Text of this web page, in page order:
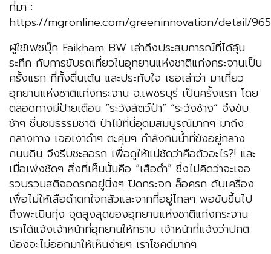
ที่มา :
https://mgronline.com/greeninnovation/detail/
ผู้ใช้เฟชบุ๊ก Faikham BW เล่าถึงประสบการณ์ที่ได้ลุ้น
ระทึก กับการขับรถเที่ยวในอุทยานแห่งชาติแก่งกระจานเป็น
ครั้งแรก ที่ทั้งตื่นเต้น และประทับใจ เธอเล่าว่า มาเที่ยว
อุทยานแห่งชาติแก่งกระจาน จ.เพชรบุรี เป็นครั้งแรก โดย
ตลอดทางมีป้ายเตือน “ระวังสัตว์ป่า” “ระวังช้าง” จึงขับ
ช้าๆ ชื่นชมธรรมชาติ ป่าไม้ที่นี่อุดมสมบูรณ์มากๆ มาถึง
กลางทาง เจอเงาดำๆ ตะคุ่มๆ กำลังกินน้ำที่ขังอยู่กลาง
ถนนดิน จึงรีบชะลอรถ เพื่อดูให้แน่ชัดว่าคือตัวอะไร?! และ
เมื่อเพ่งชัดๆ สิ่งที่เห็นนั้นคือ “เสือดำ” ซึ่งไม่คิดว่าจะเจอ
รวบรวมสติจอดรถอยู่นิ่งๆ ปิดกระจก ล็อครถ ดับเครื่อง
เพื่อไม่ให้เสือดำตกใจกลัวและจากที่อยู่ไกลๆ พอขับขึ้นไป
ถึงพะเนินทุ่ง จุดสูงสุดของอุทยานแห่งชาติแก่งกระจาน
เราได้แจ้งเจ้าหน้าที่อุทยานให้ทราบ เจ้าหน้าที่แจ้งว่าปกติ
น้องจะไม่ออกมาให้เห็นง่ายๆ เราโชคดีมากๆ